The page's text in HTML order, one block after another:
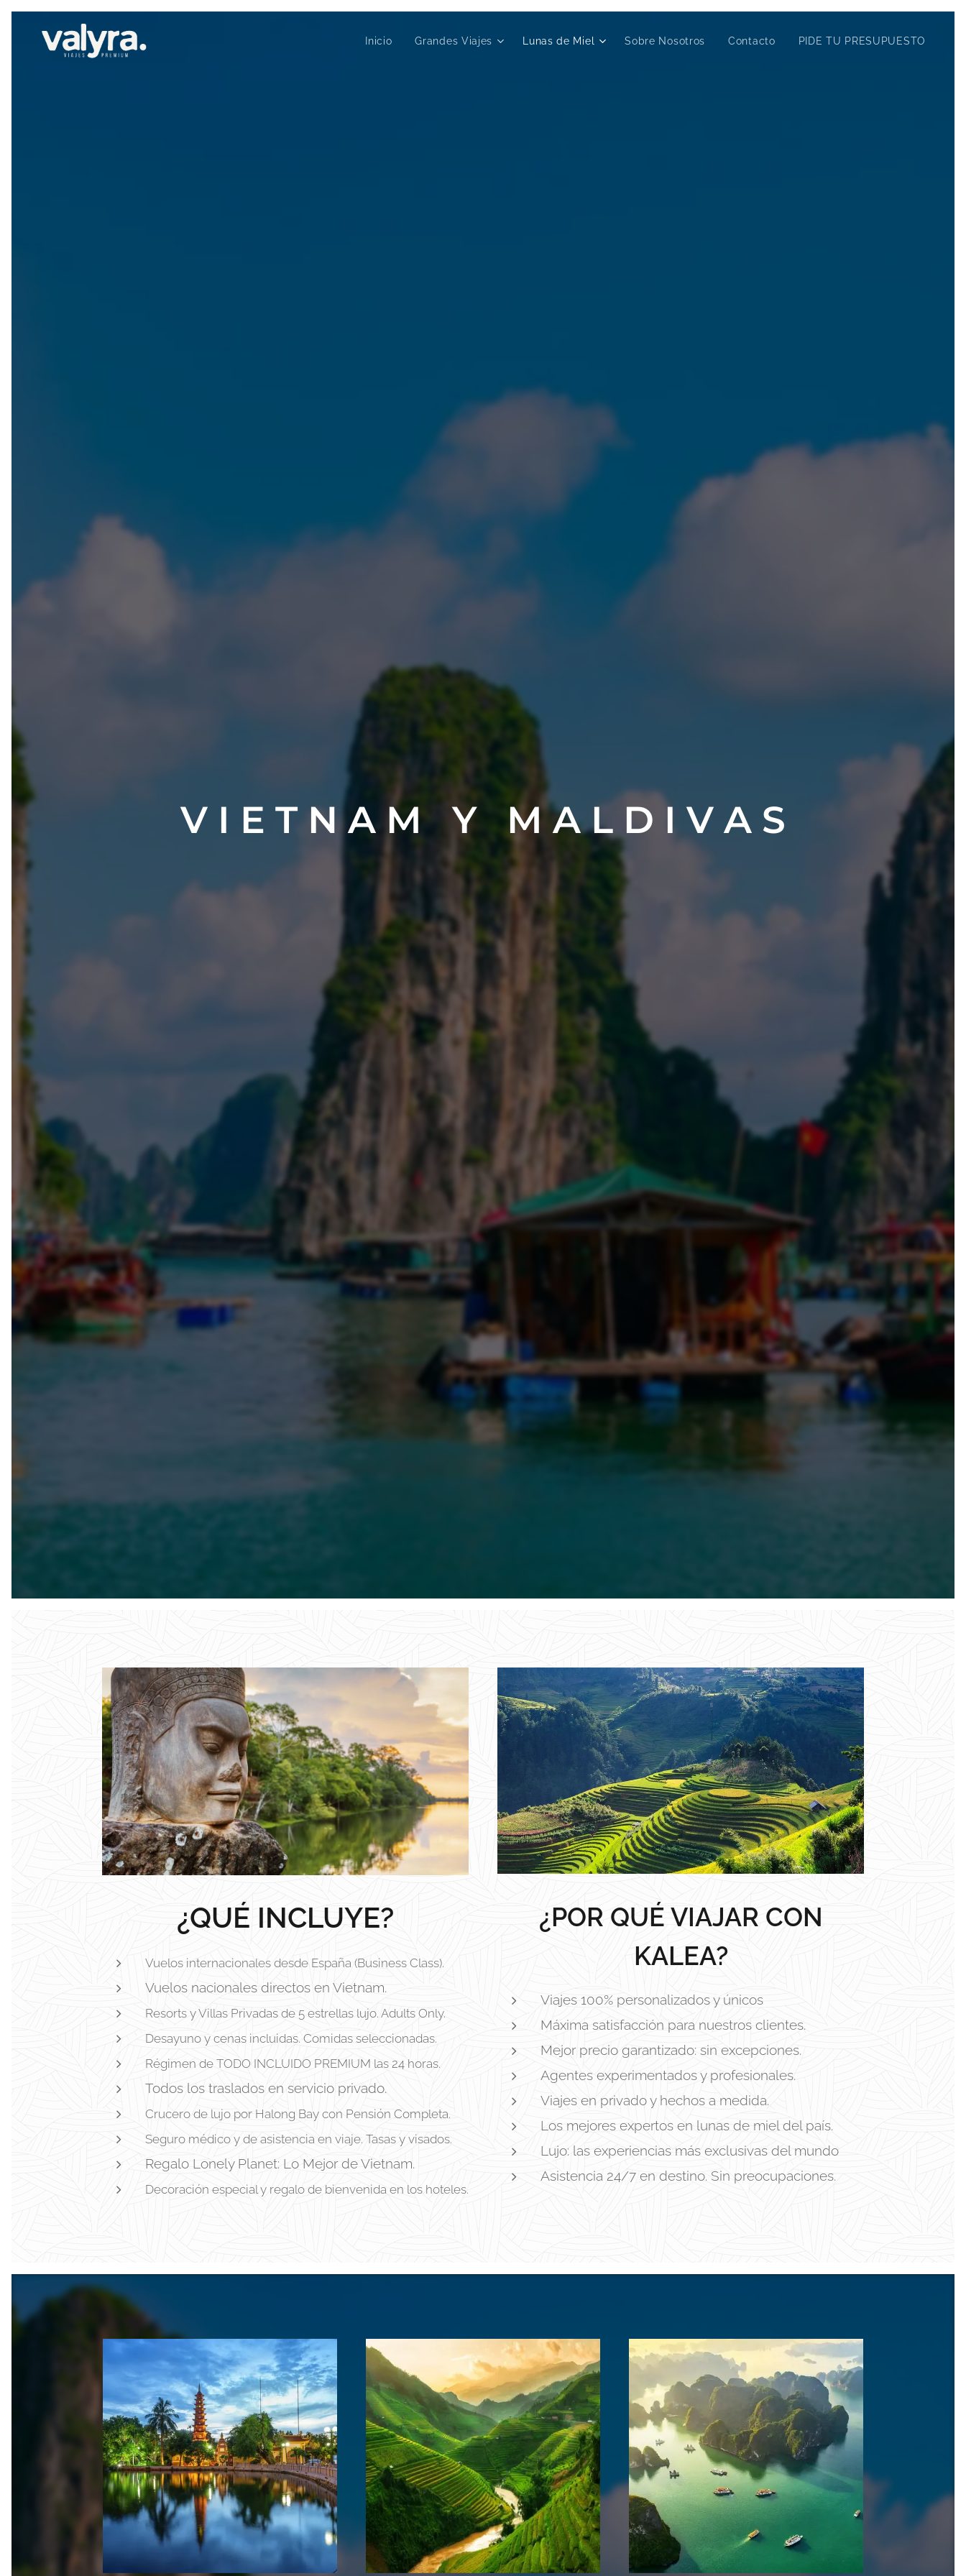
Inicio Grandes Viajes Lunas de Miel Sobre Nosotros Contacto PIDE TU PRESUPUESTO
V I E T N A M Y M A L D I V A S
¿QUÉ INCLUYE?
Vuelos internacionales desde España (Business Class).
Vuelos nacionales directos en Vietnam.
Resorts y Villas Privadas de 5 estrellas lujo. Adults Only.
Desayuno y cenas incluidas. Comidas seleccionadas.
Régimen de TODO INCLUIDO PREMIUM las 24 horas.
Todos los traslados en servicio privado.
Crucero de lujo por Halong Bay con Pensión Completa.
Seguro médico y de asistencia en viaje. Tasas y visados.
Regalo Lonely Planet: Lo Mejor de Vietnam.
Decoración especial y regalo de bienvenida en los hoteles.
¿POR QUÉ VIAJAR CON
KALEA?
Viajes 100% personalizados y únicos
Máxima satisfacción para nuestros clientes.
Mejor precio garantizado: sin excepciones.
Agentes experimentados y profesionales.
Viajes en privado y hechos a medida.
Los mejores expertos en lunas de miel del país.
Lujo: las experiencias más exclusivas del mundo
Asistencia 24/7 en destino. Sin preocupaciones.